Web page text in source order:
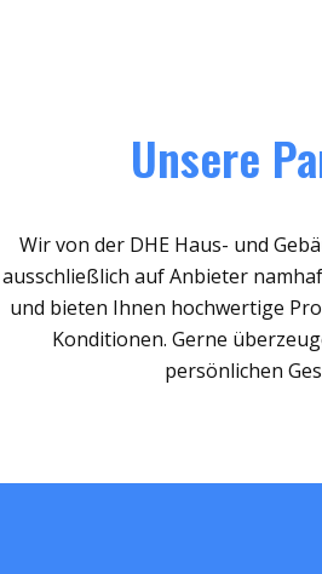
Unsere
Wir von der DHE Haus- und
ausschließlich auf Anbieter
und bieten Ihnen hochwertige
Konditionen. Gerne
persönlichen